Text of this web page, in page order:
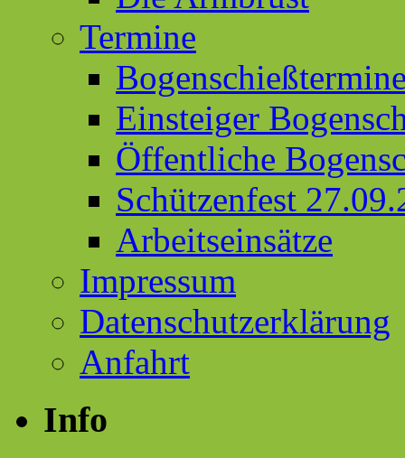
Termine
Einsteiger
Öffentliche
Schützenfest
Arbeitseinsätze
Impressum
Datenschutzerklärung
Anfahrt
Info